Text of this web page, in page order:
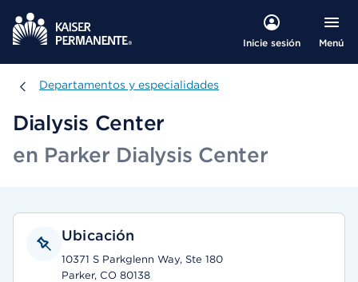
Inicie sesión Menú
Departamentos y especialidades
Departamentos y especialidades
Dialysis Center
en Parker Dialysis Center
Ubicación
10371 S Parkglenn Way, Ste 180
Parker, CO 80138